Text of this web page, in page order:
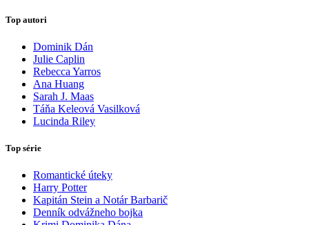
Top autori
Dominik Dán
Julie Caplin
Rebecca Yarros
Ana Huang
Sarah J. Maas
Táňa Keleová Vasilková
Lucinda Riley
Top série
Romantické úteky
Harry Potter
Kapitán Stein a Notár Barbarič
Denník odvážneho bojka